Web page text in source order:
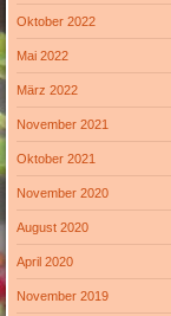
Oktober 2022
Mai 2022
März 2022
November 2021
Oktober 2021
November 2020
August 2020
April 2020
November 2019